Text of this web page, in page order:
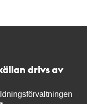
drivs av